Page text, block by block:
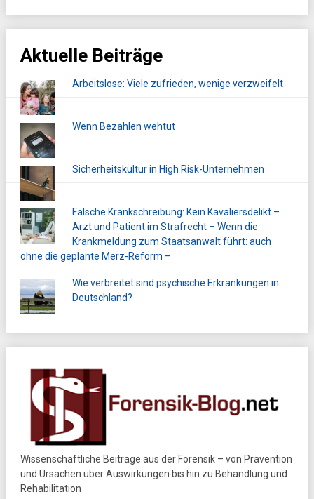
Aktuelle Beiträge
Arbeitslose: Viele zufrieden, wenige verzweifelt
Wenn Bezahlen wehtut
Sicherheitskultur in High Risk-Unternehmen
Falsche Krankschreibung: Kein Kavaliersdelikt –
Arzt und Patient im Strafrecht – Wenn die
Krankmeldung zum Staatsanwalt führt: auch
ohne die geplante Merz-Reform –
Wie verbreitet sind psychische Erkrankungen in
Deutschland?
Wissenschaftliche Beiträge aus der Forensik – von Prävention
und Ursachen über Auswirkungen bis hin zu Behandlung und
Rehabilitation